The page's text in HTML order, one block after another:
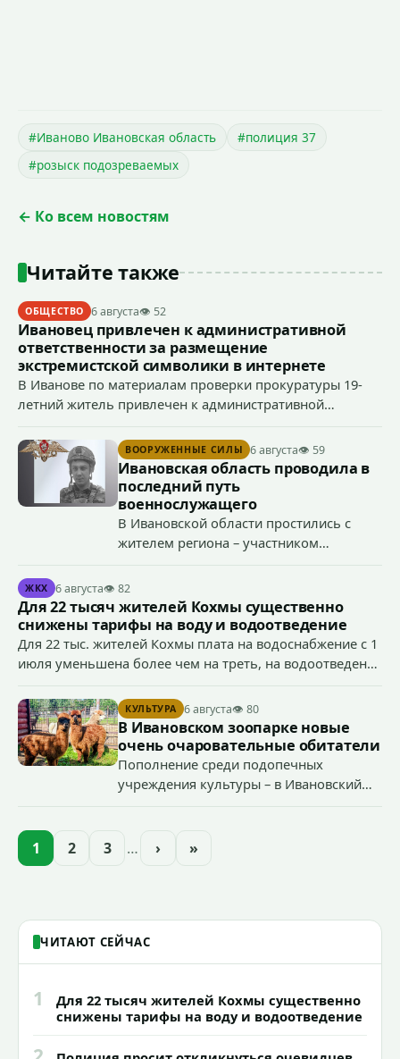
#Иваново Ивановская область
#полиция 37
#розыск подозреваемых
← Ко всем новостям
Читайте также
ОБЩЕСТВО 6 августа👁 52
Ивановец привлечен к административной
ответственности за размещение
экстремистской символики в интернете
В Иванове по материалам проверки прокуратуры 19-
летний житель привлечен к административной
демонстрирование символики экстремистской
организации, если эти действия не содержат признаков
уголовно наказуемого деяния) за размещение
экстремистской символики в сети Интернет.
ВООРУЖЕННЫЕ СИЛЫ 6 августа👁 59
Ивановская область проводила в
последний путь
военнослужащего
В Ивановской области простились с
жителем региона – участником
Антоном Тумановым.
ЖКХ 6 августа👁 82
Для 22 тысяч жителей Кохмы существенно
снижены тарифы на воду и водоотведение
Для 22 тыс. жителей Кохмы плата на водоснабжение с 1
июля уменьшена более чем на треть, на водоотведение
началу работы в городе областного предприятия
«Водоканал.
КУЛЬТУРА 6 августа👁 80
В Ивановском зоопарке новые
очень очаровательные обитатели
Пополнение среди подопечных
учреждения культуры – в Ивановский
областей (самцу - 6 месяцев, самочке —
1 2 3 … › »
ЧИТАЮТ СЕЙЧАС
1
Для 22 тысяч жителей Кохмы существенно
снижены тарифы на воду и водоотведение